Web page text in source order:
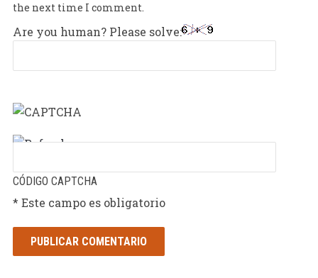
the next time I comment.
Are you human? Please solve:
CÓDIGO CAPTCHA
* Este campo es obligatorio